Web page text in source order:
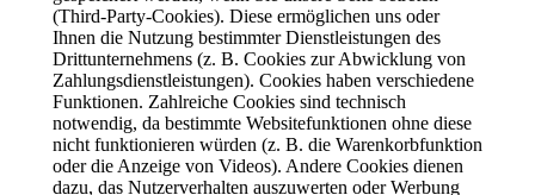
(Third-Party-Cookies). Diese ermöglichen uns oder
Ihnen die Nutzung bestimmter Dienstleistungen des
Drittunternehmens (z. B. Cookies zur Abwicklung von
Zahlungsdienstleistungen). Cookies haben verschiedene
Funktionen. Zahlreiche Cookies sind technisch
notwendig, da bestimmte Websitefunktionen ohne diese
nicht funktionieren würden (z. B. die Warenkorbfunktion
oder die Anzeige von Videos). Andere Cookies dienen
dazu, das Nutzerverhalten auszuwerten oder Werbung